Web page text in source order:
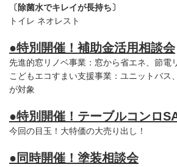
〔除菌水でキレイが長持ち〕
トイレ ネオレスト
●特別開催！補助金活用相談会
先進的窓リノベ事業：窓から省エネ、節電
こどもエコすまい支援事業：ユニットバス
が対象
●特別開催！テーブルコンロ
今回の目玉！大特価の大売り出し！
●同時開催！塗装相談会